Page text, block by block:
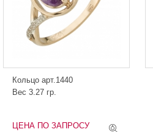
Кольцо арт.1440
Вес 3.27 гр.
ЦЕНА ПО ЗАПРОСУ